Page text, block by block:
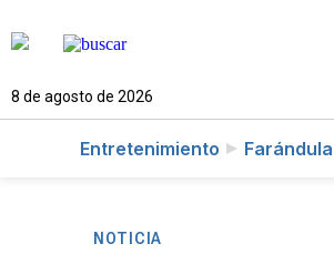
8 de agosto de 2026
Entretenimiento Farándula
NOTICIA